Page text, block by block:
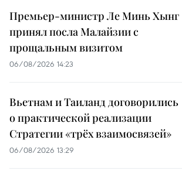
Премьер-министр Ле Минь Хынг
принял посла Малайзии с
прощальным визитом
06/08/2026 14:23
Вьетнам и Таиланд договорились
о практической реализации
Стратегии «трёх взаимосвязей»
06/08/2026 13:29